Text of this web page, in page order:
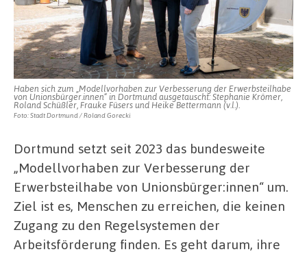
Haben sich zum „Modellvorhaben zur Verbesserung der Erwerbsteilhabe
von Unionsbürger.innen“ in Dortmund ausgetauscht: Stephanie Krömer,
Roland Schüßler, Frauke Füsers und Heike Bettermann (v.l.).
Foto: Stadt Dortmund / Roland Gorecki
Dortmund setzt seit 2023 das bundesweite
„Modellvorhaben zur Verbesserung der
Erwerbsteilhabe von Unionsbürger:innen“ um.
Ziel ist es, Menschen zu erreichen, die keinen
Zugang zu den Regelsystemen der
Arbeitsförderung finden. Es geht darum, ihre